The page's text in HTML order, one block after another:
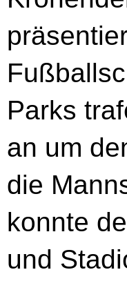
Parks
an um
die
konnte
und